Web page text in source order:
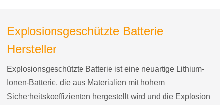
Explosionsgeschützte Batterie
Hersteller
Explosionsgeschützte Batterie ist eine neuartige Lithium-
Ionen-Batterie, die aus Materialien mit hohem
Sicherheitskoeffizienten hergestellt wird und die Explosion